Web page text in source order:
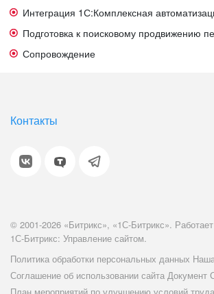
Интеграция 1С:Комплексная
Подготовка к поисковому продвижению
Сопровождение
Контакты
© 2001-2026 «Битрикс», «1С-Битрикс».
1С-Битрикс: Управление сайтом.
Политика обработки персональных данных
Соглашение об использовании сайта Документ